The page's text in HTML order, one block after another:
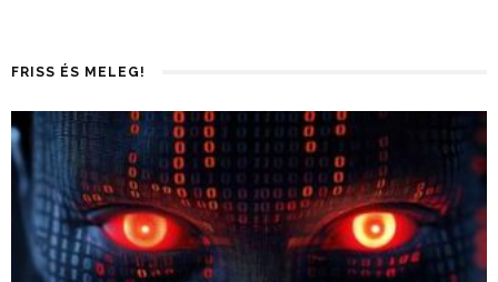
FRISS ÉS MELEG!